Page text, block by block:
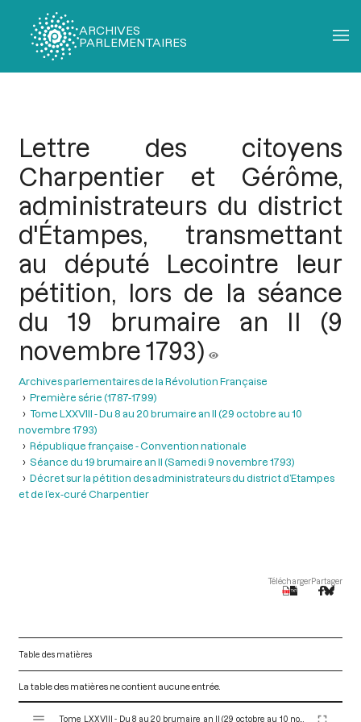
ARCHIVES
PARLEMENTAIRES
Lettre des citoyens
Charpentier et Gérôme,
administrateurs du district
d'Étampes, transmettant
au député Lecointre leur
pétition, lors de la séance
du 19 brumaire an II (9
novembre 1793)
Archives parlementaires de la Révolution Française
Première série (1787-1799)
Tome LXXVIII - Du 8 au 20 brumaire an II (29 octobre au 10
novembre 1793)
République française - Convention nationale
Séance du 19 brumaire an II (Samedi 9 novembre 1793)
Décret sur la pétition des administrateurs du district d’Etampes
et de l’ex-curé Charpentier
TéléchargerPartager
Table des matières
La table des matières ne contient aucune entrée.